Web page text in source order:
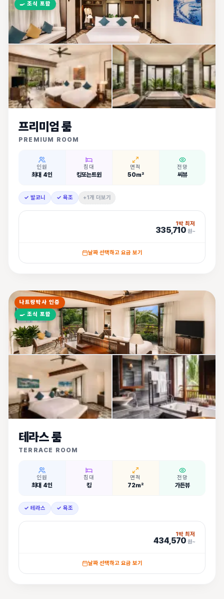
🍳 조식 포함
프리미엄 룸
PREMIUM ROOM
인원
최대 4인
침대
킹또는트윈
면적
50㎡
전망
씨뷰
✓ 발코니 ✓ 욕조 +1개 더보기
1박 최저
335,710 원~
날짜 선택하고 요금 보기
나트랑박사 인증
🍳 조식 포함
테라스 룸
TERRACE ROOM
인원
최대 4인
침대
킹
면적
72㎡
전망
가든뷰
✓ 테라스 ✓ 욕조
1박 최저
434,570 원~
날짜 선택하고 요금 보기